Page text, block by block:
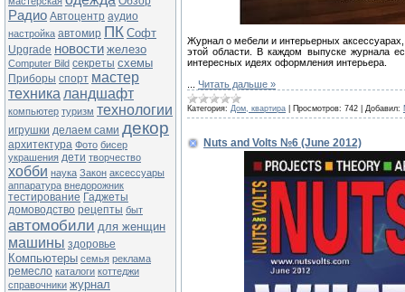
Радио Автоцентр аудио
настройка автомир ПК Софт
Upgrade новости железо
Computer Bild секреты схемы
Приборы спорт мастер
техника ландшафт
компьютер туризм технологии
игрушки делаем сами декор
архитектура Фото бисер
украшения дети творчество
хобби наука Закон аксессуары
аппаратура внедорожник
тестирование Гаджеты
домоводство рецепты быт
автомобили для женщин
машины здоровье
Компьютеры семья реклама
ремесло каталоги коттеджи
справочники журнал
Журнал о мебели и интерьерных
этой области. В каждом выпуске журнала
интересных идеях оформления интерьера.
Читать дальше »
Категория: Дом, квартира Просмотров: 742 Добавил:
Nuts and Volts №6 (June 2012)